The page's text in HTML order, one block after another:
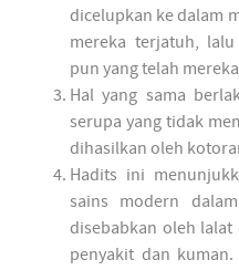
dicelupkan ke dalam
mereka terjatuh,
pun yang telah
Hal yang sama
serupa yang tidak
dihasilkan oleh
Hadits ini
sains modern
disebabkan oleh lalat
penyakit dan